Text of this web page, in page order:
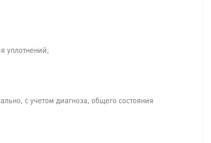
уплотнений,
с учетом диагноза, общего состояния